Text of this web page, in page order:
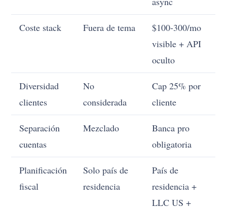
Coste stack Fuera de tema
$100-300/mo
visible + API
oculto
Diversidad
clientes
No
considerada
Cap 25% por
cliente
Separación
cuentas
Mezclado
Banca pro
obligatoria
Planificación
fiscal
Solo país de
residencia
País de
residencia +
LLC US +